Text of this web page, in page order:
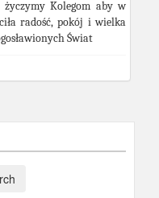
życzymy Kolegom aby w
radość, pokój i wielka
Świat